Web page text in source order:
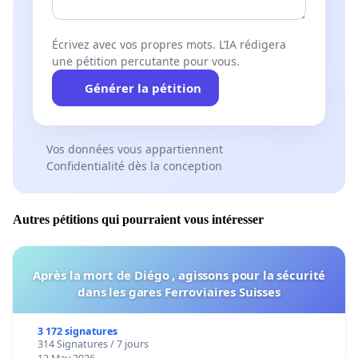
Écrivez avec vos propres mots. L’IA rédigera
une pétition percutante pour vous.
Générer la pétition
Vos données vous appartiennent
Confidentialité dès la conception
Autres pétitions qui pourraient vous intéresser
Après la mort de Diégo , agissons pour la sécurité
dans les gares Ferroviaires Suisses
3 172 signatures
314 Signatures / 7 jours